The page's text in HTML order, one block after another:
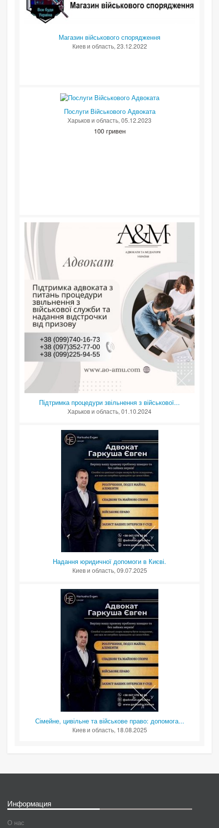
Магазин військового спорядження
Киев и область, 23.12.2022
Послуги Військового Адвоката
Харьков и область, 05.12.2023
100 гривен
Підтримка процедури звільнення з військової...
Харьков и область, 01.10.2024
Надання юридичної допомоги в Києві.
Киев и область, 09.07.2025
Сімейне, цивільне та військове право: допомога...
Киев и область, 18.08.2025
Информация
О нас